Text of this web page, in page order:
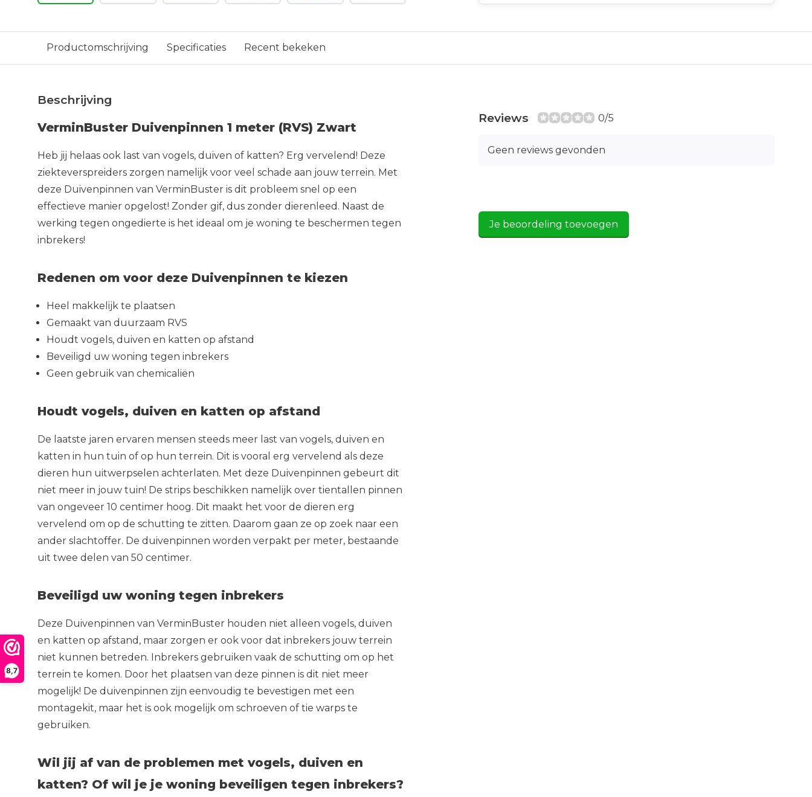
8,7
Productomschrijving Specificaties Recent bekeken
Beschrijving
VerminBuster Duivenpinnen 1 meter (RVS) Zwart
Heb jij helaas ook last van vogels, duiven of katten? Erg vervelend! Deze
ziekteverspreiders zorgen namelijk voor veel schade aan jouw terrein. Met
deze Duivenpinnen van VerminBuster is dit probleem snel op een
effectieve manier opgelost! Zonder gif, dus zonder dierenleed. Naast de
werking tegen ongedierte is het ideaal om je woning te beschermen tegen
inbrekers!
Redenen om voor deze Duivenpinnen te kiezen
Heel makkelijk te plaatsen
Gemaakt van duurzaam RVS
Houdt vogels, duiven en katten op afstand
Beveiligd uw woning tegen inbrekers
Geen gebruik van chemicaliën
Houdt vogels, duiven en katten op afstand
De laatste jaren ervaren mensen steeds meer last van vogels, duiven en
katten in hun tuin of op hun terrein. Dit is vooral erg vervelend als deze
dieren hun uitwerpselen achterlaten. Met deze Duivenpinnen gebeurt dit
niet meer in jouw tuin! De strips beschikken namelijk over tientallen pinnen
van ongeveer 10 centimer hoog. Dit maakt het voor de dieren erg
vervelend om op de schutting te zitten. Daarom gaan ze op zoek naar een
ander slachtoffer. De duivenpinnen worden verpakt per meter, bestaande
uit twee delen van 50 centimer.
Beveiligd uw woning tegen inbrekers
Deze Duivenpinnen van VerminBuster houden niet alleen vogels, duiven
en katten op afstand, maar zorgen er ook voor dat inbrekers jouw terrein
niet kunnen betreden. Inbrekers gebruiken vaak de schutting om op het
terrein te komen. Door het plaatsen van deze pinnen is dit niet meer
mogelijk! De duivenpinnen zijn eenvoudig te bevestigen met een
montagekit, maar het is ook mogelijk om schroeven of tie warps te
gebruiken.
Wil jij af van de problemen met vogels, duiven en
katten? Of wil je je woning beveiligen tegen inbrekers?
Reviews 0/5
Geen reviews gevonden
Je beoordeling toevoegen